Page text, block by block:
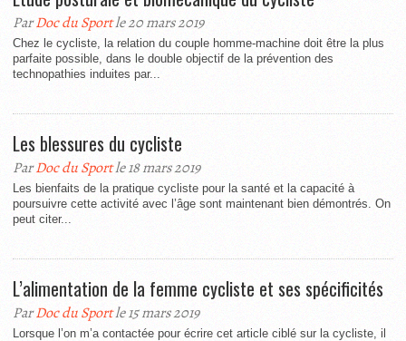
ParDoc du Sportle 20 mars 2019
Chez le cycliste, la relation du couple homme-machine doit être la plus
parfaite possible, dans le double objectif de la prévention des
technopathies induites par...
Les blessures du cycliste
ParDoc du Sportle 18 mars 2019
Les bienfaits de la pratique cycliste pour la santé et la capacité à
poursuivre cette activité avec l’âge sont maintenant bien démontrés. On
peut citer...
L’alimentation de la femme cycliste et ses spécificités
ParDoc du Sportle 15 mars 2019
Lorsque l’on m’a contactée pour écrire cet article ciblé sur la cycliste, il